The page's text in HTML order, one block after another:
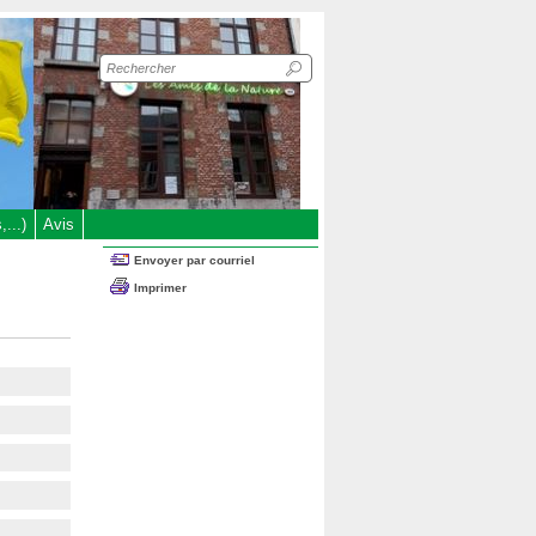
Recherche
sur
le
site
Avis
Envoyer par courriel
Imprimer